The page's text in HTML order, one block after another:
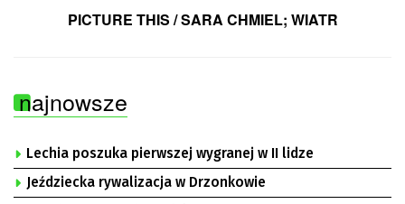
PICTURE THIS / SARA CHMIEL; WIATR
najnowsze
Lechia poszuka pierwszej wygranej w II lidze
Jeździecka rywalizacja w Drzonkowie